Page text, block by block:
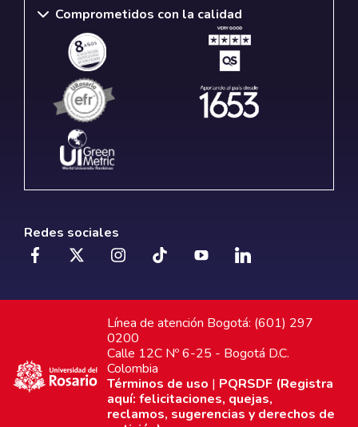
Comprometidos con la calidad
Redes sociales
Línea de atención Bogotá: (601) 297
0200
Calle 12C Nº 6-25 - Bogotá D.C.
Colombia
Términos de uso | PQRSDF (Registra
aquí: felicitaciones, quejas,
reclamos, sugerencias y derechos de